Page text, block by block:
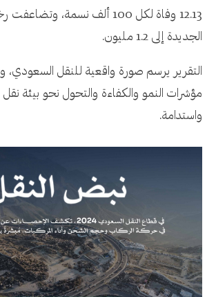
12.13 وفاة لكل 100 ألف نسمة، وتضاعفت
الجديدة إلى 1.2 مليون.
التقرير يرسم صورة واقعية للنقل السعودي،
مؤشرات النمو والكفاءة والتحول نحو بيئة نقل
واستدامة.